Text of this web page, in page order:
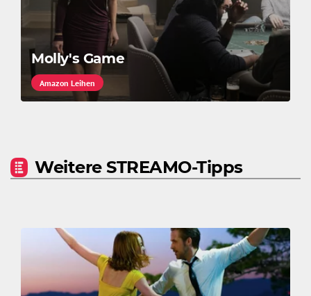
Molly's Game
Amazon Leihen
Weitere STREAMO-Tipps